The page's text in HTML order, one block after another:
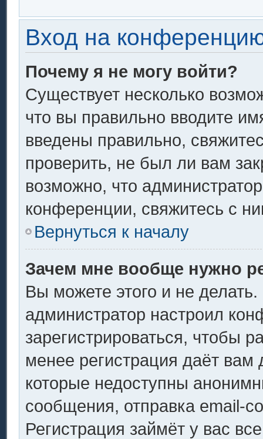
Вход на
Почему я не могу войти?
Существует несколько
что вы правильно вводите
введены правильно,
проверить, не был ли вам
возможно, что
конференции, свяжитесь с
Вернуться к началу
Зачем мне вообще нужно
Вы можете этого и не делать.
администратор настроил
зарегистрироваться, чтобы
менее регистрация даёт
которые недоступны
сообщения, отправка email-
Регистрация займёт у вас